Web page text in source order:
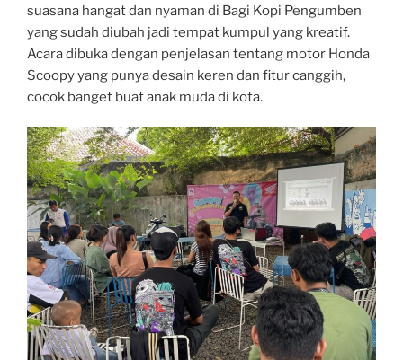
suasana hangat dan nyaman di Bagi Kopi Pengumben
yang sudah diubah jadi tempat kumpul yang kreatif.
Acara dibuka dengan penjelasan tentang motor Honda
Scoopy yang punya desain keren dan fitur canggih,
cocok banget buat anak muda di kota.